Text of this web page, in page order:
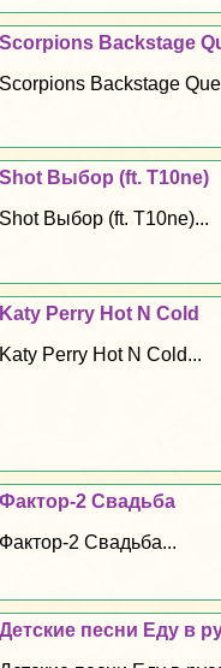
Scorpions Backstage
Scorpions Backstage
Shot Выбор (ft. T10ne)
Shot Выбор (ft. T10ne)...
Katy Perry Hot N Cold
Katy Perry Hot N Cold...
Фактор-2 Свадьба
Фактор-2 Свадьба...
Детские песни Еду в